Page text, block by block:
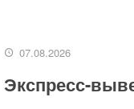
07.08.2026
Экспресс-